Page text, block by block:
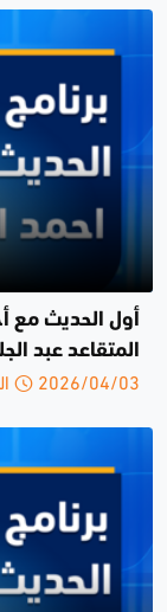
أول الحديث مع
المتقاعد عبد
2026/04/03 الجمعة 09:26 ص